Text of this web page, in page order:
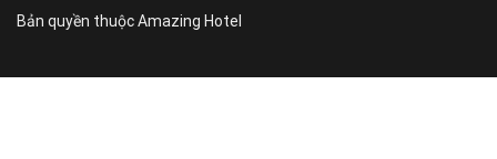
Bản quyền thuộc Amazing Hotel